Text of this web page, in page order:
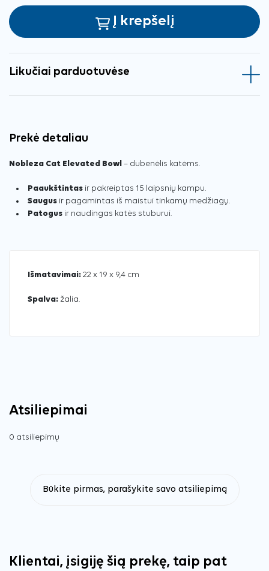
Į krepšelį
Likučiai parduotuvėse
Prekė detaliau
Nobleza Cat Elevated Bowl – dubenėlis katėms.
Paaukštintas ir pakreiptas 15 laipsnių kampu.
Saugus ir pagamintas iš maistui tinkamų medžiagų.
Patogus ir naudingas katės stuburui.
Išmatavimai: 22 x 19 x 9,4 cm
Spalva: žalia.
Atsiliepimai
0 atsiliepimų
Būkite pirmas, parašykite savo atsiliepimą
Klientai, įsigiję šią prekę, taip pat